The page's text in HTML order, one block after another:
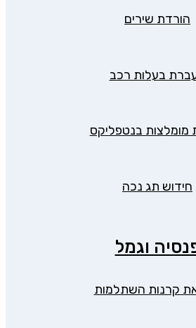
הורדת שירים
בעלות רכב
מומלצות בנטפליקס
חידוש תג נכה
וגמל
קרנות השתלמות